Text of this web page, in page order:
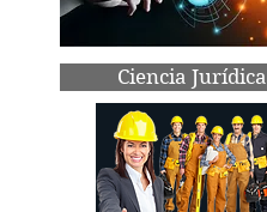
Ciencia Jurídica